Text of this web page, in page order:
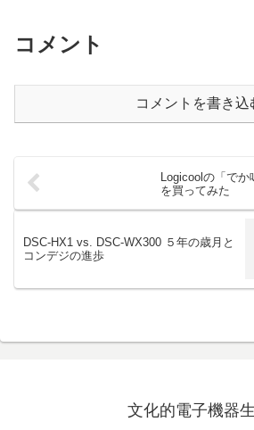
コメント
コメントを書き込
Logicoolの「でか
を買ってみた
DSC-HX1 vs. DSC-WX300 ５年の歳月と
コンデジの進歩
文化的電子機器